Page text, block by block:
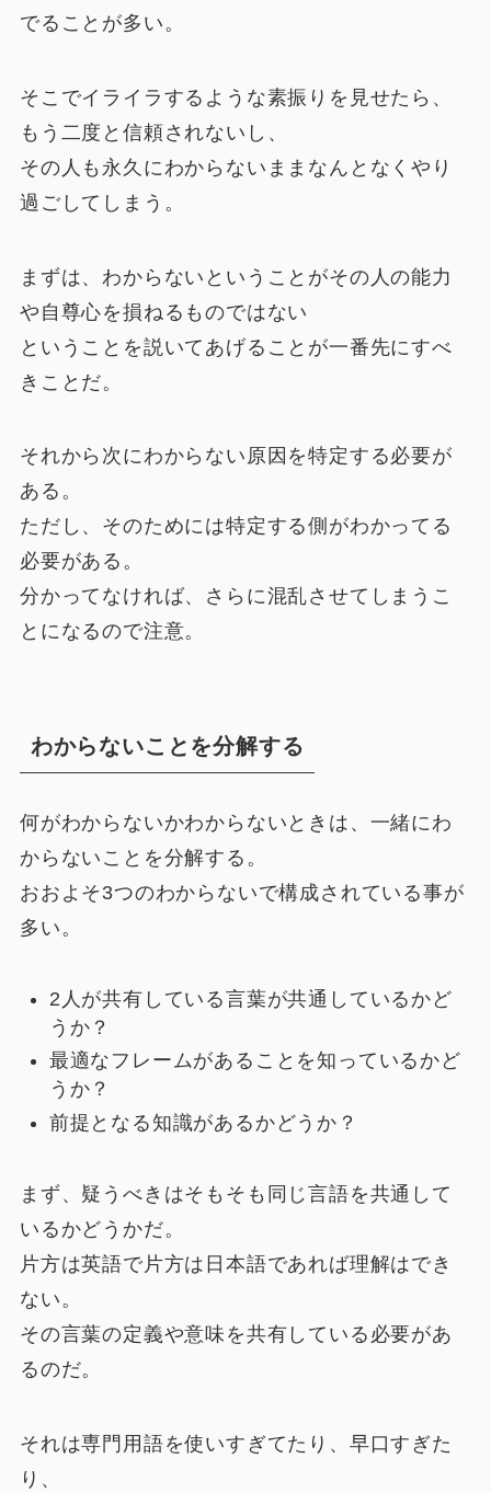
でることが多い。
そこでイライラするような素振りを見せたら、
もう二度と信頼されないし、
その人も永久にわからないままなんとなくやり
過ごしてしまう。
まずは、わからないということがその人の能力
や自尊心を損ねるものではない
ということを説いてあげることが一番先にすべ
きことだ。
それから次にわからない原因を特定する必要が
ある。
ただし、そのためには特定する側がわかってる
必要がある。
分かってなければ、さらに混乱させてしまうこ
とになるので注意。
わからないことを分解する
何がわからないかわからないときは、一緒にわ
からないことを分解する。
おおよそ3つのわからないで構成されている事が
多い。
2人が共有している言葉が共通しているかど
うか？
最適なフレームがあることを知っているかど
うか？
前提となる知識があるかどうか？
まず、疑うべきはそもそも同じ言語を共通して
いるかどうかだ。
片方は英語で片方は日本語であれば理解はでき
ない。
その言葉の定義や意味を共有している必要があ
るのだ。
それは専門用語を使いすぎてたり、早口すぎた
り、